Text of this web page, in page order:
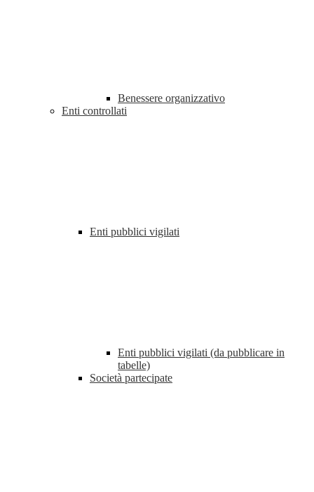
Benessere organizzativo
Enti controllati
Enti pubblici vigilati
Enti pubblici vigilati (da pubblicare in
tabelle)
Società partecipate